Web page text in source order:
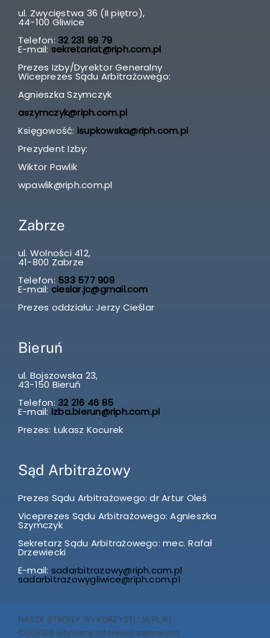
ul. Zwycięstwa 36 (II piętro),
44-100 Gliwice
Telefon: 32 231 99 79
E-mail: sekretariat@riph.com.pl
Prezes Izby/Dyrektor Generalny
Wiceprezes Sądu Arbitrażowego:
Agnieszka Szymczyk
aszymczyk@riph.com.pl
Księgowość: isupkowska@riph.com.pl
Prezydent Izby:
Wiktor Pawlik
wpawlik@riph.com.pl
Zabrze
ul. Wolności 412,
41-800 Zabrze
Telefon: 533 577 909
E-mail: cieslar.jc@gmail.com
Prezes oddziału: Jerzy Cieślar
Bieruń
ul. Bojszowska 23,
43-150 Bieruń
Telefon: 32 216 46 85
E-mail: izba.bierun@riph.com.pl
Prezes: Łukasz Kocurek
Sąd Arbitrażowy
Prezes Sądu Arbitrażowego: dr Artur Oleś
Viceprezes Sądu Arbitrażowego: Agnieszka
Szymczyk
Sekretarz Sądu Arbitrażowego: mec. Rafał
Drzewiecki
E-mail: sadarbitrazowy@riph.com.pl
sadarbitrazowygliwice@riph.com.pl
SKARGI I WNIOSKI przyjmuje Prezes Izby p. Agnieszka
Szymczyk w każdą środę w godz. 12.00-14.00.
NASZE STRONY WYKORZYSTUJĄ PLIKI
COOKIES Używamy informacji zapisanych